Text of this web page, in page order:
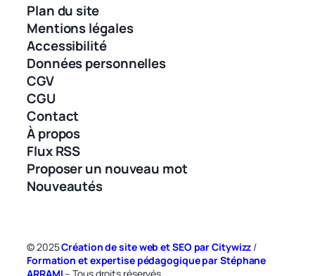
Plan du site
Mentions légales
Accessibilité
Données personnelles
CGV
CGU
Contact
À propos
Flux RSS
Proposer un nouveau mot
Nouveautés
© 2025Création de site web et SEO par Citywizz /
Formation et expertise pédagogique par Stéphane